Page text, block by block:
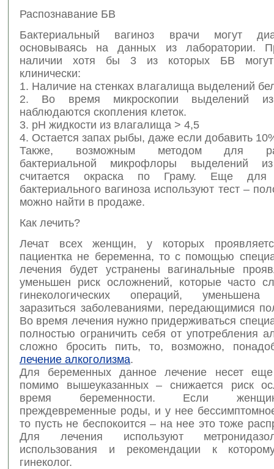
Распознавание БВ
Бактериальный вагиноз врачи могут
основываясь на данных из лаборатории.
наличии хотя бы 3 из которых БВ могут
клинически:
1. Наличие на стенках влагалища выделений
2. Во время микроскопии выделений
наблюдаются скопления клеток.
3. pH жидкости из влагалища > 4,5
4. Остается запах рыбы, даже если добавить
Также, возможным методом для
бактериальной микрофлоры выделений
считается окраска по Граму. Еще для
бактериального вагиноза используют тест –
можно найти в продаже.
Как лечить?
Лечат всех женщин, у которых
пациентка не беременна, то с помощью
лечения будет устранены вагинальные
уменьшен риск осложнений, которые часто
гинекологических операций, уменьшена
заразиться заболеваниями, передающимися
Во время лечения нужно придерживаться
полностью ограничить себя от употребления
сложно бросить пить, то, возможно,
лечение алкоголизма.
Для беременных данное лечение несет
помимо вышеуказанных – снижается риск
время беременности. Если
преждевременные роды, и у нее
то пусть не беспокоится – на нее это тоже
Для лечения используют
использования и рекомендации к
гинеколог.